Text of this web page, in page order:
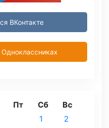
ВКонтакте
Пт Сб Вс
1
2